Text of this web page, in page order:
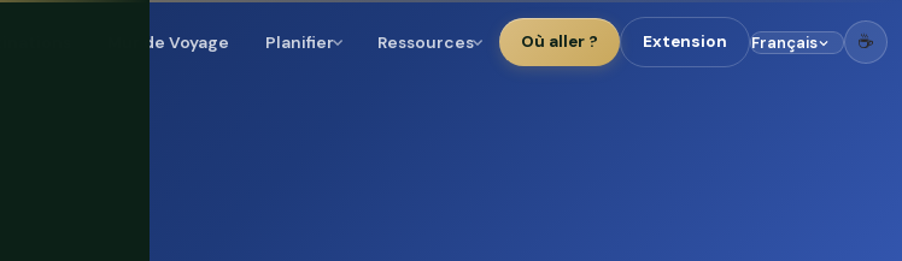
Mur de Voyage Planifier Ressources Où aller ? Extension ☕